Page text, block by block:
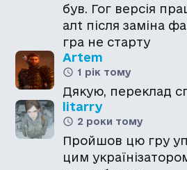
був. Гог версія
алt після заміна
гра не старту
Artem
1 рік тому
Дякую, переклад
litarry
2 роки тому
Пройшов цю гру
цим